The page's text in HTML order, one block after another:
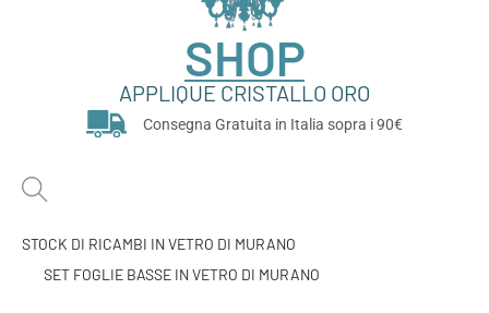
SHOP
APPLIQUE CRISTALLO ORO
Consegna Gratuita in Italia sopra i 90€
STOCK DI RICAMBI IN VETRO DI MURANO
SET FOGLIE BASSE IN VETRO DI MURANO